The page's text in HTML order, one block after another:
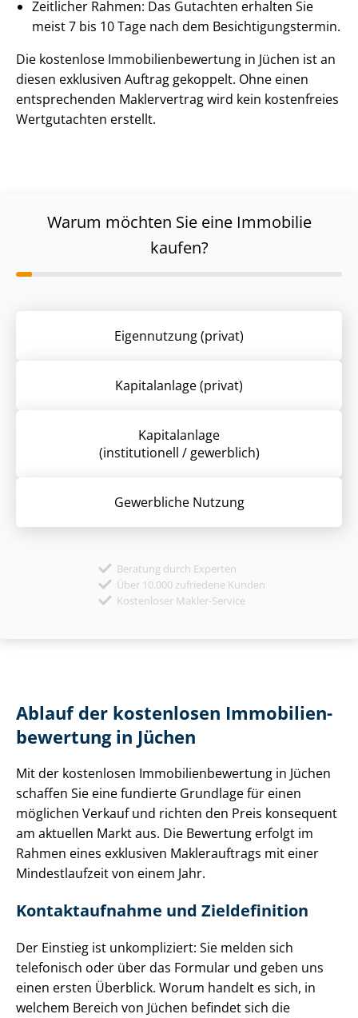
Zeitlicher Rahmen: Das Gutachten erhalten Sie
meist 7 bis 10 Tage nach dem Be­sich­ti­gungs­ter­min.
Die kostenlose Im­mo­bi­li­en­be­wer­tung in Jüchen ist an
diesen exklusiven Auftrag gekoppelt. Ohne einen
entsprechenden Maklervertrag wird kein kostenfreies
Wertgutachten erstellt.
Warum möchten Sie eine Immobilie
kaufen?
Eigennutzung (privat)
Kapitalanlage (privat)
Kapitalanlage
(institutionell / gewerblich)
Gewerbliche Nutzung
Beratung durch Experten
Über 10.000 zufriedene Kunden
Kostenloser Makler-Service
Ablauf der kostenlosen Im­mo­bi­li­en­
be­wer­tung in Jüchen
Mit der kostenlosen Im­mo­bi­li­en­be­wer­tung in Jüchen
schaffen Sie eine fundierte Grundlage für einen
möglichen Verkauf und richten den Preis konsequent
am aktuellen Markt aus. Die Bewertung erfolgt im
Rahmen eines exklusiven Maklerauftrags mit einer
Mindestlaufzeit von einem Jahr.
Kontaktaufnahme und Zieldefinition
Der Einstieg ist unkompliziert: Sie melden sich
telefonisch oder über das Formular und geben uns
einen ersten Überblick. Worum handelt es sich, in
welchem Bereich von Jüchen befindet sich die